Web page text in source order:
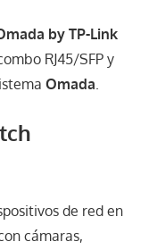
by TP-Link
RJ45/SFP y
Omada
de red en
cámaras,